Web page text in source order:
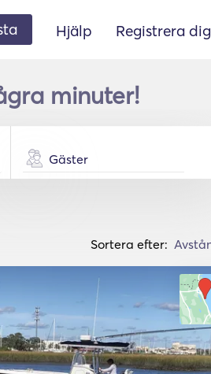
Hjälp Registrera dig
minuter!
Gäster
Sortera efter: